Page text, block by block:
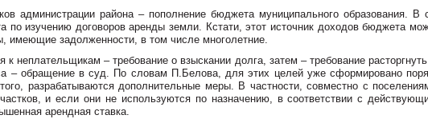
администрации района – пополнение бюджета муниципального образования.
по изучению договоров аренды земли. Кстати, этот источник доходов бюджета
имеющие задолженности, в том числе многолетние.
неплательщикам – требование о взыскании долга, затем – требование
– обращение в суд. По словам П.Белова, для этих целей уже сформировано
разрабатываются дополнительные меры. В частности, совместно с
и если они не используются по назначению, в соответствии с
арендная ставка.